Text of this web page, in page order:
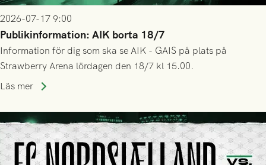
2026-07-17 9:00
Publikinformation: AIK borta 18/7
Information för dig som ska se AIK - GAIS på plats på
Strawberry Arena lördagen den 18/7 kl 15.00.
Läs mer